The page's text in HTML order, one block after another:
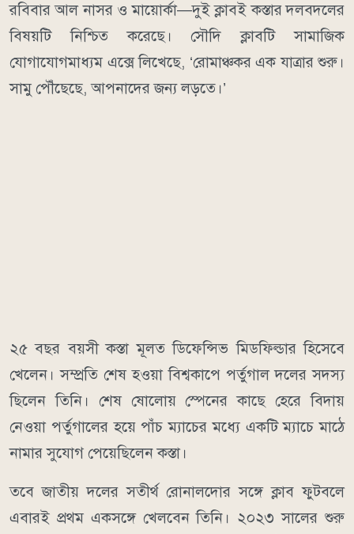
রবিবার আল নাসর ও মায়োর্কা—দুই ক্লাবই কস্তার দলবদলের
বিষয়টি নিশ্চিত করেছে। সৌদি ক্লাবটি সামাজিক
যোগাযোগমাধ্যম এক্সে লিখেছে, ‘রোমাঞ্চকর এক যাত্রার শুরু।
সামু পৌঁছেছে, আপনাদের জন্য লড়তে।’
২৫ বছর বয়সী কস্তা মূলত ডিফেন্সিভ মিডফিল্ডার হিসেবে
খেলেন। সম্প্রতি শেষ হওয়া বিশ্বকাপে পর্তুগাল দলের সদস্য
ছিলেন তিনি। শেষ ষোলোয় স্পেনের কাছে হেরে বিদায়
নেওয়া পর্তুগালের হয়ে পাঁচ ম্যাচের মধ্যে একটি ম্যাচে মাঠে
নামার সুযোগ পেয়েছিলেন কস্তা।
তবে জাতীয় দলের সতীর্থ রোনালদোর সঙ্গে ক্লাব ফুটবলে
এবারই প্রথম একসঙ্গে খেলবেন তিনি। ২০২৩ সালের শুরু